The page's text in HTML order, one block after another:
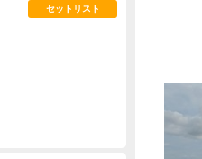
セットリスト